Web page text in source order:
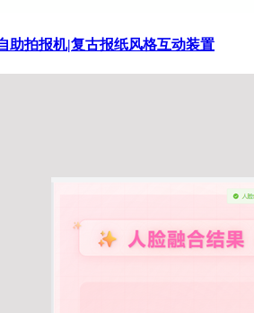
助拍报机|复古报纸风格互动装置